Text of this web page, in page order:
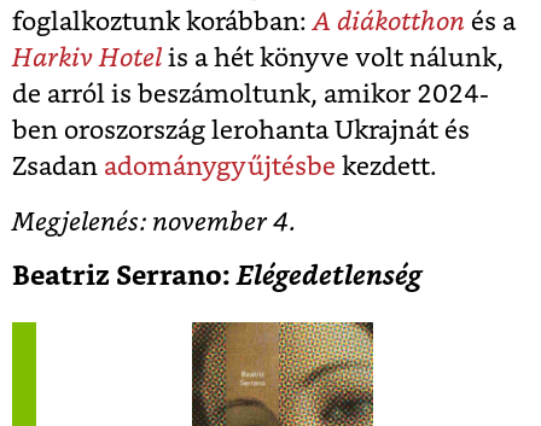
foglalkoztunk korábban: A diákotthon és a
Harkiv Hotel is a hét könyve volt nálunk,
de arról is beszámoltunk, amikor 2024-
ben oroszország lerohanta Ukrajnát és
Zsadan adománygyűjtésbe kezdett.
Megjelenés: november 4.
Beatriz Serrano:Elégedetlenség